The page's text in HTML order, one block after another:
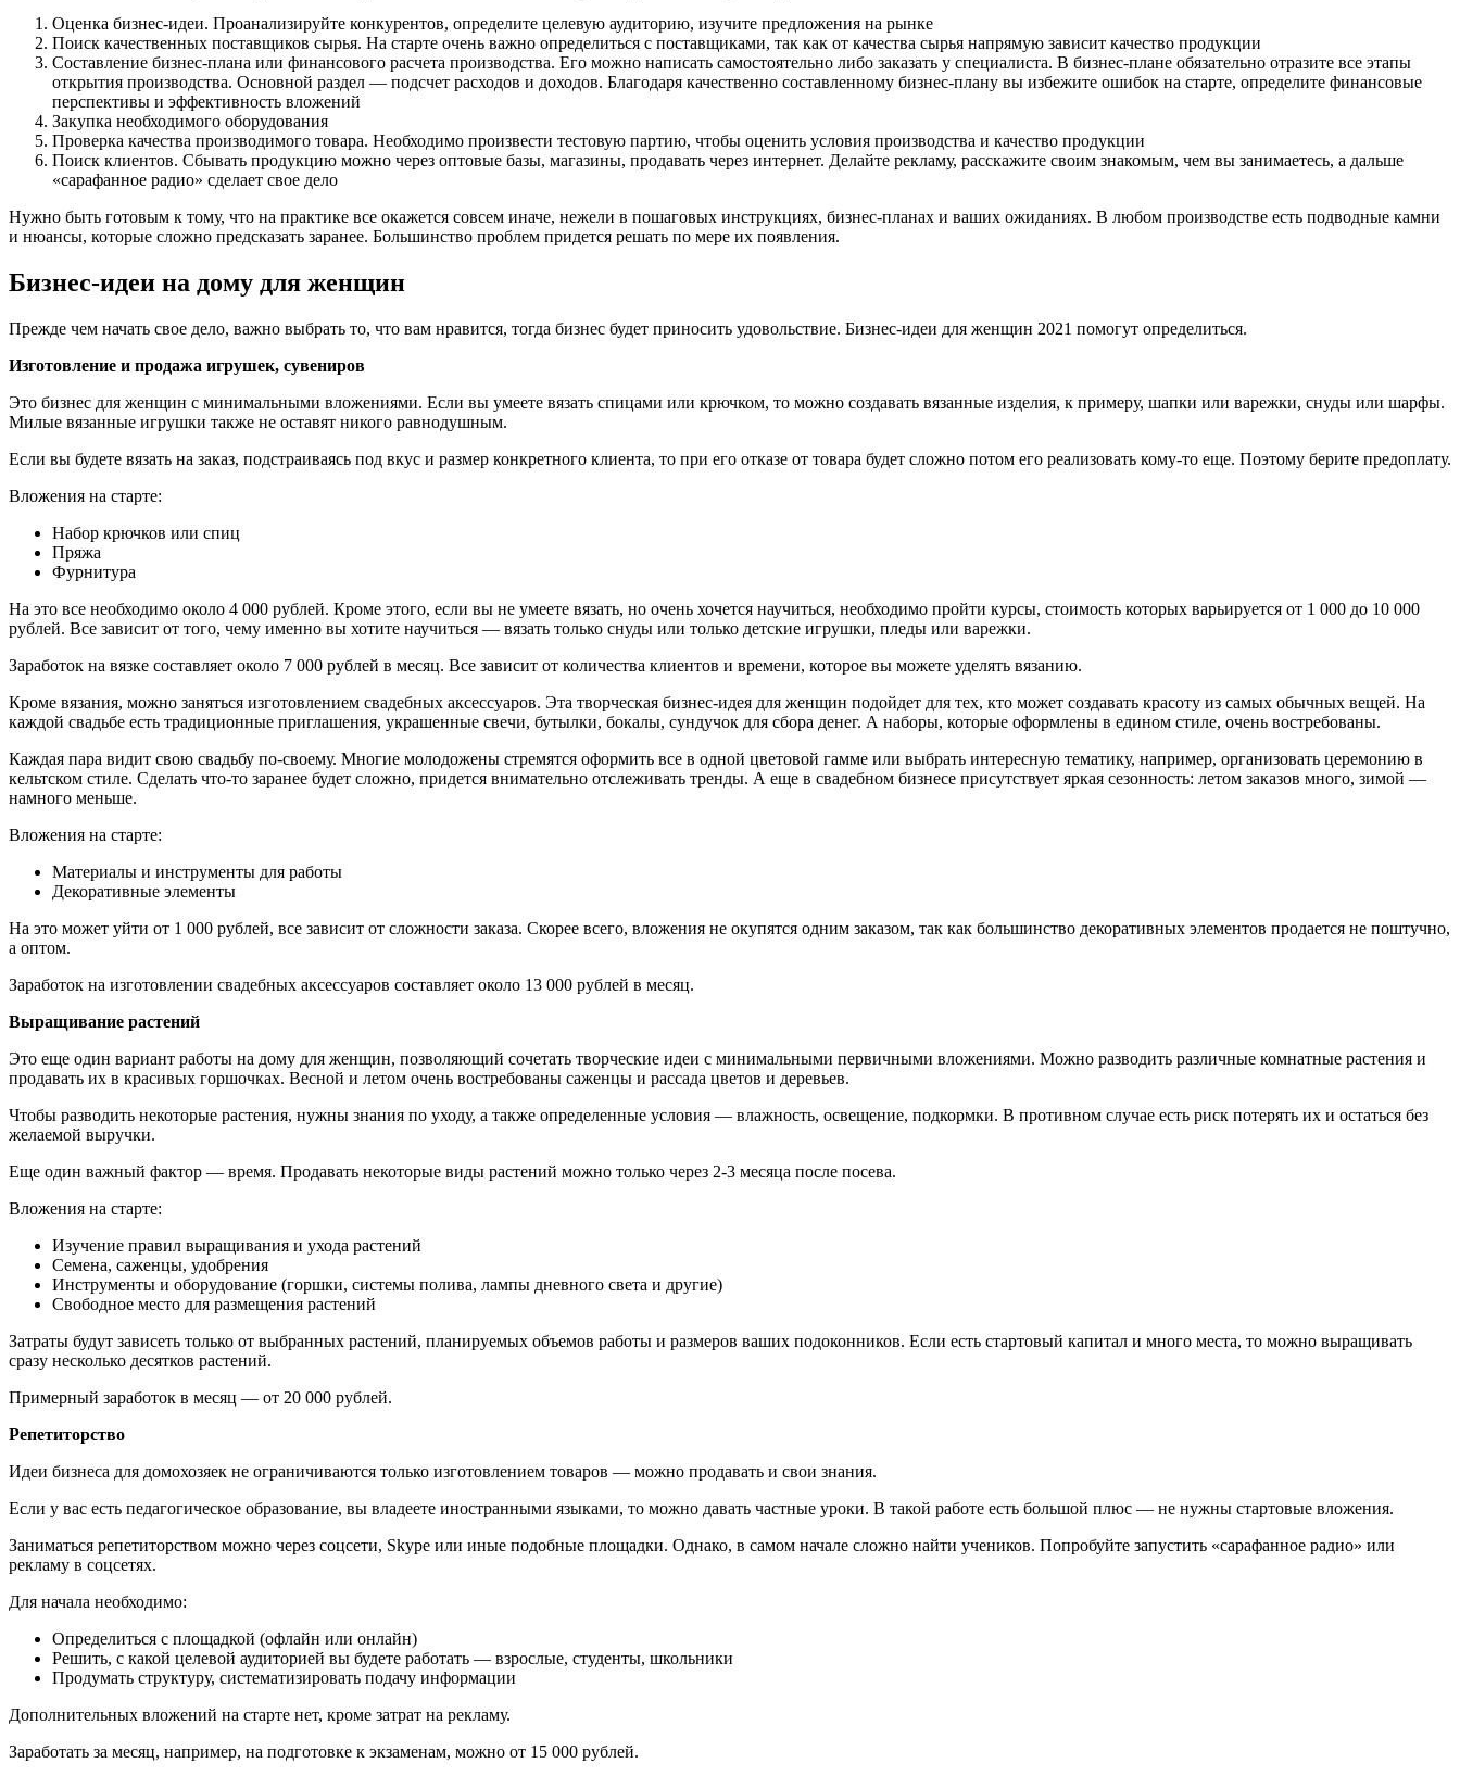
Оценка бизнес-идеи. Проанализируйте конкурентов, определите целевую аудиторию, изучите предложения на рынке
Поиск качественных поставщиков сырья. На старте очень важно определиться с поставщиками, так как от качества сырья напрямую зависит качество продукции
Составление бизнес-плана или финансового расчета производства. Его можно написать самостоятельно либо заказать у специалиста. В бизнес-плане обязательно отразите все этапы
открытия производства. Основной раздел — подсчет расходов и доходов. Благодаря качественно составленному бизнес-плану вы избежите ошибок на старте, определите финансовые
перспективы и эффективность вложений
Закупка необходимого оборудования
Проверка качества производимого товара. Необходимо произвести тестовую партию, чтобы оценить условия производства и качество продукции
Поиск клиентов. Сбывать продукцию можно через оптовые базы, магазины, продавать через интернет. Делайте рекламу, расскажите своим знакомым, чем вы занимаетесь, а дальше
«сарафанное радио» сделает свое дело
Нужно быть готовым к тому, что на практике все окажется совсем иначе, нежели в пошаговых инструкциях, бизнес-планах и ваших ожиданиях. В любом производстве есть подводные камни
и нюансы, которые сложно предсказать заранее. Большинство проблем придется решать по мере их появления.
Бизнес-идеи на дому для женщин
Прежде чем начать свое дело, важно выбрать то, что вам нравится, тогда бизнес будет приносить удовольствие. Бизнес-идеи для женщин 2021 помогут определиться.
Изготовление и продажа игрушек, сувениров
Это бизнес для женщин с минимальными вложениями. Если вы умеете вязать спицами или крючком, то можно создавать вязанные изделия, к примеру, шапки или варежки, снуды или шарфы.
Милые вязанные игрушки также не оставят никого равнодушным.
Если вы будете вязать на заказ, подстраиваясь под вкус и размер конкретного клиента, то при его отказе от товара будет сложно потом его реализовать кому-то еще. Поэтому берите предоплату.
Вложения на старте:
Набор крючков или спиц
Пряжа
Фурнитура
На это все необходимо около 4 000 рублей. Кроме этого, если вы не умеете вязать, но очень хочется научиться, необходимо пройти курсы, стоимость которых варьируется от 1 000 до 10 000
рублей. Все зависит от того, чему именно вы хотите научиться — вязать только снуды или только детские игрушки, пледы или варежки.
Заработок на вязке составляет около 7 000 рублей в месяц. Все зависит от количества клиентов и времени, которое вы можете уделять вязанию.
Кроме вязания, можно заняться изготовлением свадебных аксессуаров. Эта творческая бизнес-идея для женщин подойдет для тех, кто может создавать красоту из самых обычных вещей. На
каждой свадьбе есть традиционные приглашения, украшенные свечи, бутылки, бокалы, сундучок для сбора денег. А наборы, которые оформлены в едином стиле, очень востребованы.
Каждая пара видит свою свадьбу по-своему. Многие молодожены стремятся оформить все в одной цветовой гамме или выбрать интересную тематику, например, организовать церемонию в
кельтском стиле. Сделать что-то заранее будет сложно, придется внимательно отслеживать тренды. А еще в свадебном бизнесе присутствует яркая сезонность: летом заказов много, зимой —
намного меньше.
Вложения на старте:
Материалы и инструменты для работы
Декоративные элементы
На это может уйти от 1 000 рублей, все зависит от сложности заказа. Скорее всего, вложения не окупятся одним заказом, так как большинство декоративных элементов продается не поштучно,
а оптом.
Заработок на изготовлении свадебных аксессуаров составляет около 13 000 рублей в месяц.
Выращивание растений
Это еще один вариант работы на дому для женщин, позволяющий сочетать творческие идеи с минимальными первичными вложениями. Можно разводить различные комнатные растения и
продавать их в красивых горшочках. Весной и летом очень востребованы саженцы и рассада цветов и деревьев.
Чтобы разводить некоторые растения, нужны знания по уходу, а также определенные условия — влажность, освещение, подкормки. В противном случае есть риск потерять их и остаться без
желаемой выручки.
Еще один важный фактор — время. Продавать некоторые виды растений можно только через 2-3 месяца после посева.
Вложения на старте:
Изучение правил выращивания и ухода растений
Семена, саженцы, удобрения
Инструменты и оборудование (горшки, системы полива, лампы дневного света и другие)
Свободное место для размещения растений
Затраты будут зависеть только от выбранных растений, планируемых объемов работы и размеров ваших подоконников. Если есть стартовый капитал и много места, то можно выращивать
сразу несколько десятков растений.
Примерный заработок в месяц — от 20 000 рублей.
Репетиторство
Идеи бизнеса для домохозяек не ограничиваются только изготовлением товаров — можно продавать и свои знания.
Если у вас есть педагогическое образование, вы владеете иностранными языками, то можно давать частные уроки. В такой работе есть большой плюс — не нужны стартовые вложения.
Заниматься репетиторством можно через соцсети, Skype или иные подобные площадки. Однако, в самом начале сложно найти учеников. Попробуйте запустить «сарафанное радио» или
рекламу в соцсетях.
Для начала необходимо:
Определиться с площадкой (офлайн или онлайн)
Решить, с какой целевой аудиторией вы будете работать — взрослые, студенты, школьники
Продумать структуру, систематизировать подачу информации
Дополнительных вложений на старте нет, кроме затрат на рекламу.
Заработать за месяц, например, на подготовке к экзаменам, можно от 15 000 рублей.